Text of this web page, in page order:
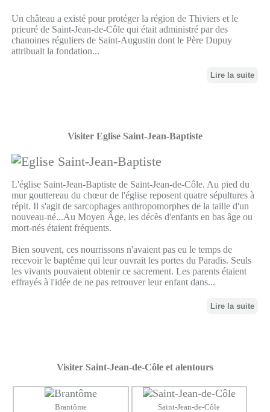
Un château a existé pour protéger la région de Thiviers et le
prieuré de Saint-Jean-de-Côle qui était administré par des
chanoines réguliers de Saint-Augustin dont le Père Dupuy
attribuait la fondation...
Lire la suite
Visiter Eglise Saint-Jean-Baptiste
L'église Saint-Jean-Baptiste de Saint-Jean-de-Côle. Au pied du
mur gouttereau du chœur de l'église reposent quatre sépultures à
répit. Il s'agit de sarcophages anthropomorphes de la taille d'un
nouveau-né...Au Moyen Âge, les décès d'enfants en bas âge ou
mort-nés étaient fréquents.
Bien souvent, ces nourrissons n'avaient pas eu le temps de
recevoir le baptême qui leur ouvrait les portes du Paradis. Seuls
les vivants pouvaient obtenir ce sacrement. Les parents étaient
effrayés à l'idée de ne pas retrouver leur enfant dans...
Lire la suite
Visiter Saint-Jean-de-Côle et alentours
Brantôme Saint-Jean-de-Côle